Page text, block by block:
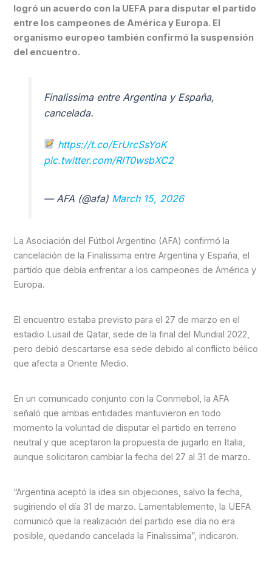
logró un acuerdo con la UEFA para disputar el partido
entre los campeones de América y Europa. El
organismo europeo también confirmó la suspensión
del encuentro.
Finalissima entre Argentina y España,
cancelada.
https://t.co/ErUrcSsYoK
pic.twitter.com/RIT0wsbXC2
— AFA (@afa) March 15, 2026
La Asociación del Fútbol Argentino (AFA) confirmó la
cancelación de la Finalissima entre Argentina y España, el
partido que debía enfrentar a los campeones de América y
Europa.
El encuentro estaba previsto para el 27 de marzo en el
estadio Lusail de Qatar, sede de la final del Mundial 2022,
pero debió descartarse esa sede debido al conflicto bélico
que afecta a Oriente Medio.
En un comunicado conjunto con la Conmebol, la AFA
señaló que ambas entidades mantuvieron en todo
momento la voluntad de disputar el partido en terreno
neutral y que aceptaron la propuesta de jugarlo en Italia,
aunque solicitaron cambiar la fecha del 27 al 31 de marzo.
“Argentina aceptó la idea sin objeciones, salvo la fecha,
sugiriendo el día 31 de marzo. Lamentablemente, la UEFA
comunicó que la realización del partido ese día no era
posible, quedando cancelada la Finalissima”, indicaron.